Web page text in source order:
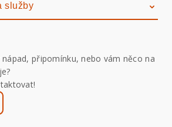
služby
připomínku, nebo vám něco na